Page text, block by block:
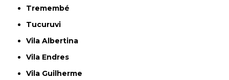
Tremembé
Tucuruvi
Vila Albertina
Vila Endres
Vila Guilherme